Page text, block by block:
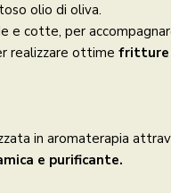
olio di oliva.
e cotte, per
realizzare ottime fritture
in aromaterapia
e purificante.